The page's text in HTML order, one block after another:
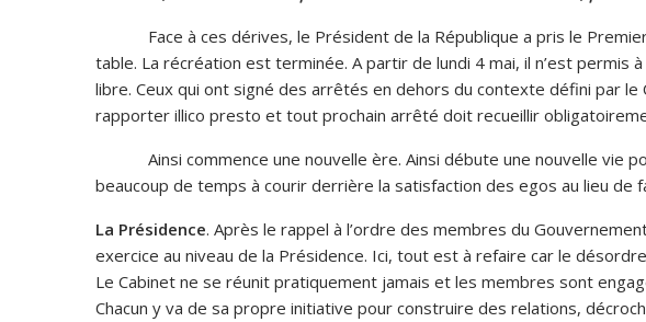
Face à ces dérives, le Président de la République a pris le
table. La récréation est terminée. A partir de lundi 4 mai, il n’est permis
libre. Ceux qui ont signé des arrêtés en dehors du contexte défini par le
rapporter illico presto et tout prochain arrêté doit recueillir
Ainsi commence une nouvelle ère. Ainsi débute une nouvelle vie
beaucoup de temps à courir derrière la satisfaction des egos au lieu de
La Présidence. Après le rappel à l’ordre des membres du
exercice au niveau de la Présidence. Ici, tout est à refaire car le
Le Cabinet ne se réunit pratiquement jamais et les membres sont
Chacun y va de sa propre initiative pour construire des relations,